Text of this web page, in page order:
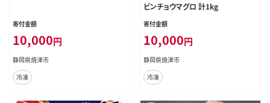
寄付金額
10,000円
静岡県焼津市
冷凍
ビンチョウマグロ 計1kg
寄付金額
10,000円
静岡県焼津市
冷凍